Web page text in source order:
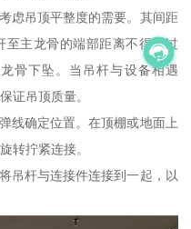
吊顶平整度的需要。其间距
至主龙骨的端部距离不得超过
骨下坠。当吊杆与设备相遇
证吊顶质量。
确定位置。在顶棚或地面上
转拧紧连接。
杆与连接件连接到一起，以